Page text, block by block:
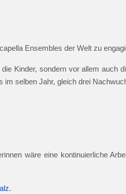
Ensembles der Welt zu
Kinder, sondern vor allem auch
selben Jahr, gleich drei
wäre eine kontinuierliche
.